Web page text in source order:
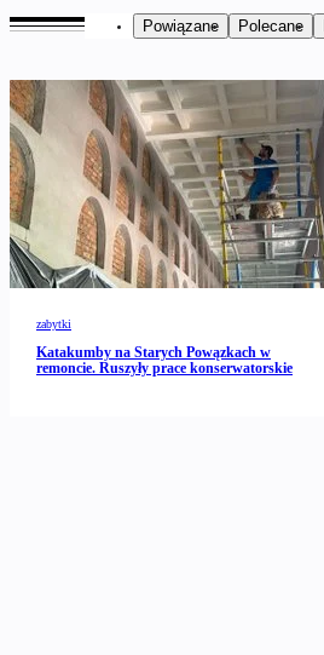
Powiązane Polecane
zabytki
Katakumby na Starych Powązkach w
remoncie. Ruszyły prace konserwatorskie